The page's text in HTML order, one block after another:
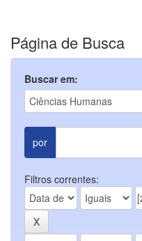
Página de Busca
Buscar em:
por
Filtros correntes: